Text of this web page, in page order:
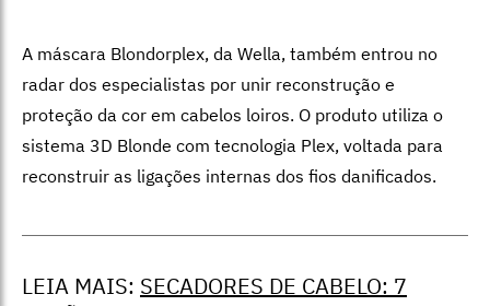
A máscara Blondorplex, da Wella, também entrou no
radar dos especialistas por unir reconstrução e
proteção da cor em cabelos loiros. O produto utiliza o
sistema 3D Blonde com tecnologia Plex, voltada para
reconstruir as ligações internas dos fios danificados.
LEIA MAIS: SECADORES DE CABELO: 7